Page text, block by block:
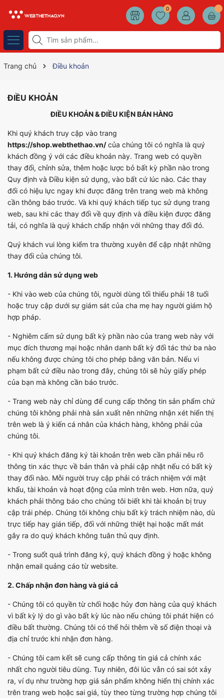
0
Trang chủ Điều khoản
ĐIỀU KHOẢN
ĐIỀU KHOẢN & ĐIỀU KIỆN BÁN HÀNG
Khi quý khách truy cập vào trang
https://shop.webthethao.vn/của chúng tôi có nghĩa là quý
khách đồng ý với các điều khoản này. Trang web có quyền
thay đổi, chỉnh sửa, thêm hoặc lược bỏ bất kỳ phần nào trong
Quy định và Điều kiện sử dụng, vào bất cứ lúc nào. Các thay
đổi có hiệu lực ngay khi được đăng trên trang web mà không
cần thông báo trước. Và khi quý khách tiếp tục sử dụng trang
web, sau khi các thay đổi về quy định và điều kiện được đăng
tải, có nghĩa là quý khách chấp nhận với những thay đổi đó.
Quý khách vui lòng kiểm tra thường xuyên để cập nhật những
thay đổi của chúng tôi.
1. Hướng dẫn sử dụng web
- Khi vào web của chúng tôi, người dùng tối thiểu phải 18 tuổi
hoặc truy cập dưới sự giám sát của cha mẹ hay người giám hộ
hợp pháp.
- Nghiêm cấm sử dụng bất kỳ phần nào của trang web này với
mục đích thương mại hoặc nhân danh bất kỳ đối tác thứ ba nào
nếu không được chúng tôi cho phép bằng văn bản. Nếu vi
phạm bất cứ điều nào trong đây, chúng tôi sẽ hủy giấy phép
của bạn mà không cần báo trước.
- Trang web này chỉ dùng để cung cấp thông tin sản phẩm chứ
chúng tôi không phải nhà sản xuất nên những nhận xét hiển thị
trên web là ý kiến cá nhân của khách hàng, không phải của
chúng tôi.
- Khi quý khách đăng ký tài khoản trên web cần phải nêu rõ
thông tin xác thực về bản thân và phải cập nhật nếu có bất kỳ
thay đổi nào. Mỗi người truy cập phải có trách nhiệm với mật
khẩu, tài khoản và hoạt động của mình trên web. Hơn nữa, quý
khách phải thông báo cho chúng tôi biết khi tài khoản bị truy
cập trái phép. Chúng tôi không chịu bất kỳ trách nhiệm nào, dù
trực tiếp hay gián tiếp, đối với những thiệt hại hoặc mất mát
gây ra do quý khách không tuân thủ quy định.
- Trong suốt quá trình đăng ký, quý khách đồng ý hoặc không
nhận email quảng cáo từ website.
2. Chấp nhận đơn hàng và giá cả
- Chúng tôi có quyền từ chối hoặc hủy đơn hàng của quý khách
vì bất kỳ lý do gì vào bất kỳ lúc nào nếu chúng tôi phát hiện có
điều bất thường. Chúng tôi có thể hỏi thêm về số điện thoại và
địa chỉ trước khi nhận đơn hàng.
- Chúng tôi cam kết sẽ cung cấp thông tin giá cả chính xác
nhất cho người tiêu dùng. Tuy nhiên, đôi lúc vẫn có sai sót xảy
ra, ví dụ như trường hợp giá sản phẩm không hiển thị chính xác
trên trang web hoặc sai giá, tùy theo từng trường hợp chúng tôi